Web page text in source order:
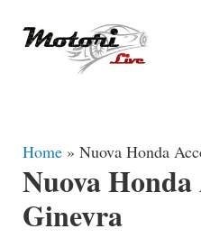
Home » Nuova Honda
Nuova
Ginevra